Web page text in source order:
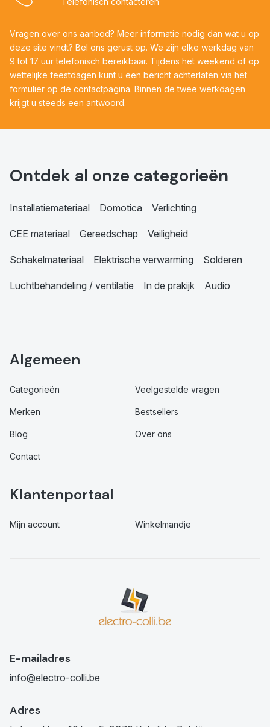
Vragen over ons aanbod? Meer informatie nodig dan wat u op
deze site vindt? Bel ons gerust op. We zijn elke werkdag van
9 tot 17 uur telefonisch bereikbaar. Tijdens het weekend of op
wettelijke feestdagen kunt u een bericht achterlaten via het
formulier op de contactpagina. Binnen de twee werkdagen
krijgt u steeds een antwoord.
Ontdek al onze categorieën
Installatiemateriaal Domotica Verlichting
CEE materiaal Gereedschap Veiligheid
Schakelmateriaal Elektrische verwarming Solderen
Luchtbehandeling / ventilatie In de prakijk Audio
Algemeen
Categorieën Veelgestelde vragen
Merken Bestsellers
Blog Over ons
Contact
Klantenportaal
Mijn account Winkelmandje
E-mailadres
info@electro-colli.be
Adres